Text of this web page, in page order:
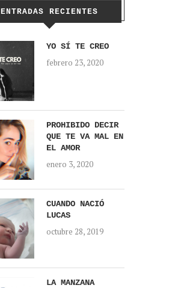
ENTRADAS RECIENTES
YO SÍ TE CREO
febrero 23, 2020
PROHIBIDO DECIR
QUE TE VA MAL EN
EL AMOR
enero 3, 2020
CUANDO NACIÓ
LUCAS
octubre 28, 2019
LA MANZANA